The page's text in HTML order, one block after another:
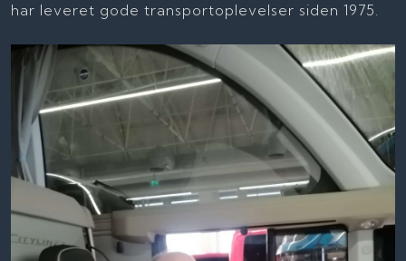
har leveret gode transportoplevelser siden 1975.